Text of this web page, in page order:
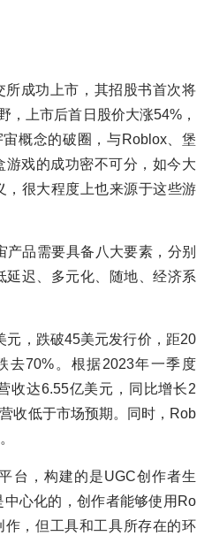
所成功上市，其招股书首次将
，上市后首日股价大涨54%，
宙概念的破圈，与Roblox、堡
游戏的成功密不可分，如今大
，很大程度上也来源于这些游
品需要具备八大要素，分别
延迟、多元化、随地、经济系
元，跌破45美元发行价，距20
去70%。根据2023年一季度
收达6.55亿美元，同比增长2
收低于市场预期。同时，Rob
台，构建的是UGC创作者生
心化的，创作者能够使用Ro
作，但工具和工具所存在的环